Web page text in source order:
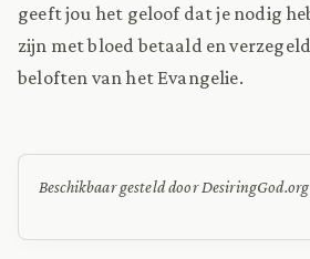
geeft jou het geloof dat je nodig
zijn met bloed betaald en
beloften van het Evangelie.
Beschikbaar gesteld door DesiringGod.org